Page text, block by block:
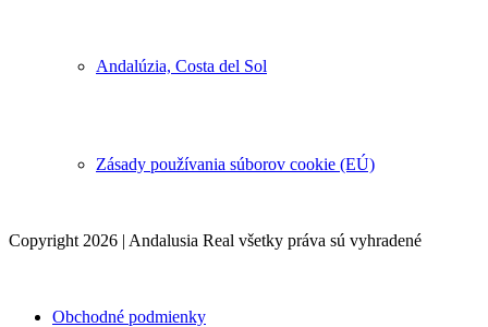
Andalúzia, Costa del Sol
Zásady používania súborov cookie (EÚ)
Copyright 2026 | Andalusia Real všetky práva sú vyhradené
Obchodné podmienky